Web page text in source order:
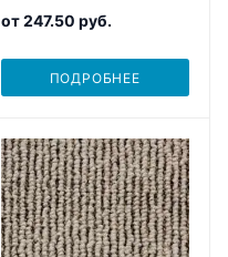
от247.50 руб.
ПОДРОБНЕЕ